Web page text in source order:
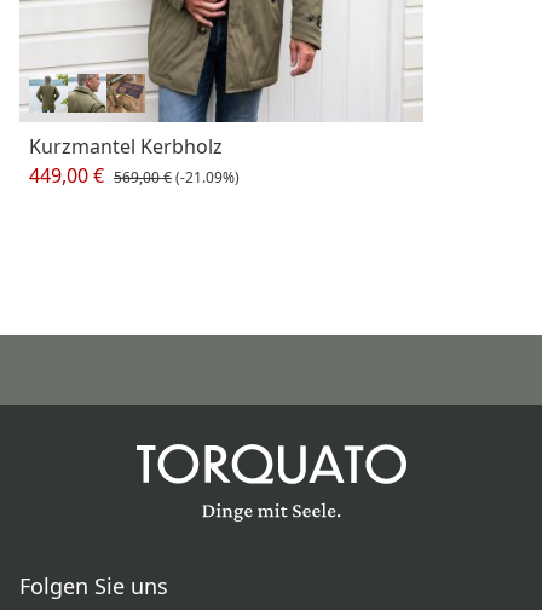
Kurzmantel Kerbholz
449,00 € 569,00 €(-21.09%)
Folgen Sie uns